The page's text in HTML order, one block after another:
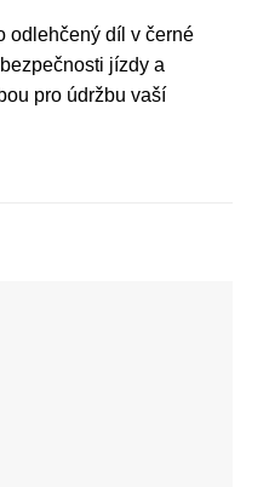
odlehčený díl v černé
jízdy a
pro údržbu vaší